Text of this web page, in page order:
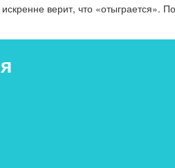
верит, что «отыграется».